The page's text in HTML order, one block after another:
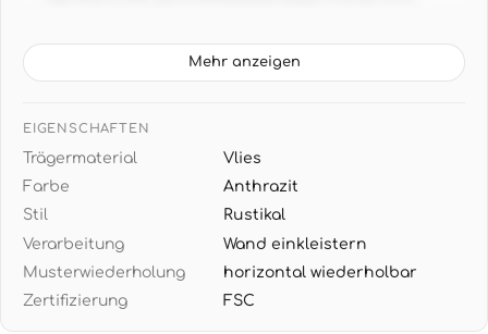
Wandgestaltung die auch in Küche und Flur ihre
ergeben 5,72 m² Wandfläche - ideal für
großflächige Gestaltung ohne störende Nähte
MODERNE STEINOPTIK: Anthrazitgraue
Betonstruktur mit natürlichen Schattierungen und
matter Oberfläche - harmoniert perfekt mit weißen
Möbeln, Chrom-Details und kühlen Grautönen im
modernen Ambiente
Mehr anzeigen
EIGENSCHAFTEN
Trägermaterial
Vlies
Farbe
Anthrazit
Stil
Rustikal
Verarbeitung
Wand einkleistern
Musterwiederholung
horizontal wiederholbar
Zertifizierung
FSC